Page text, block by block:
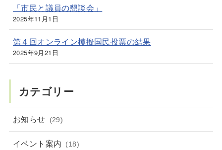
「市民と議員の懇談会」
2025年11月1日
第４回オンライン模擬国民投票の結果
2025年9月21日
カテゴリー
お知らせ (29)
イベント案内 (18)